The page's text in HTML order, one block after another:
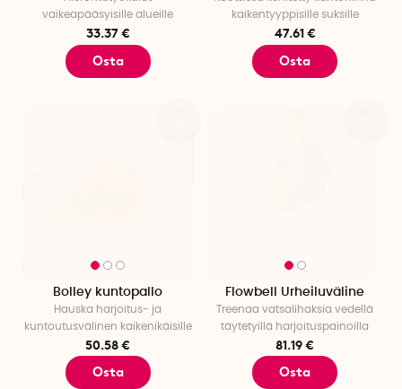
vaikeapääsyisille alueille
33.37 €
Osta
kaikentyyppisille suksille
47.61 €
Osta
Bolley kuntopallo
Hauska harjoitus- ja
kuntoutusvälinen kaikenikäisille
50.58 €
Osta
Flowbell Urheiluväline
Treenaa vatsalihaksia vedellä
täytetyillä harjoituspainoilla
81.19 €
Osta